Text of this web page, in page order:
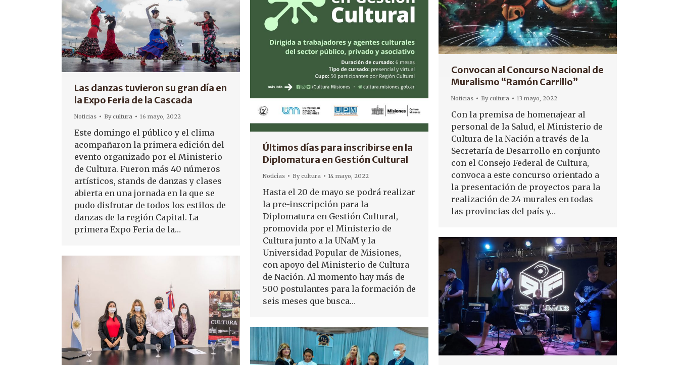
Las danzas tuvieron su gran día en
la Expo Feria de la Cascada
Noticias Bycultura 16 mayo, 2022
Este domingo el público y el clima
acompañaron la primera edición del
evento organizado por el Ministerio
de Cultura. Fueron más 40 números
artísticos, stands de danzas y clases
abierta en una jornada en la que se
pudo disfrutar de todos los estilos de
danzas de la región Capital. La
primera Expo Feria de la…
Últimos días para inscribirse en la
Diplomatura en Gestión Cultural
Noticias Bycultura 14 mayo, 2022
Hasta el 20 de mayo se podrá realizar
la pre-inscripción para la
Diplomatura en Gestión Cultural,
promovida por el Ministerio de
Cultura junto a la UNaM y la
Universidad Popular de Misiones,
con apoyo del Ministerio de Cultura
de Nación. Al momento hay más de
500 postulantes para la formación de
seis meses que busca…
Convocan al Concurso Nacional de
Muralismo “Ramón Carrillo”
Noticias Bycultura 13 mayo, 2022
Con la premisa de homenajear al
personal de la Salud, el Ministerio de
Cultura de la Nación a través de la
Secretaría de Desarrollo en conjunto
con el Consejo Federal de Cultura,
convoca a este concurso orientado a
la presentación de proyectos para la
realización de 24 murales en todas
las provincias del país y…